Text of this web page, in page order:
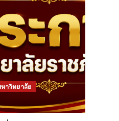
าวิทยาลัย